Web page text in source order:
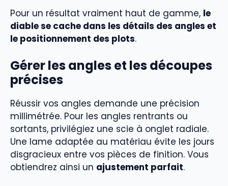
Pour un résultat vraiment haut de gamme, le
diable se cache dans les détails des angles et
le positionnement des plots.
Gérer les angles et les découpes
précises
Réussir vos angles demande une précision
millimétrée. Pour les angles rentrants ou
sortants, privilégiez une scie à onglet radiale.
Une lame adaptée au matériau évite les jours
disgracieux entre vos pièces de finition. Vous
obtiendrez ainsi un ajustement parfait.